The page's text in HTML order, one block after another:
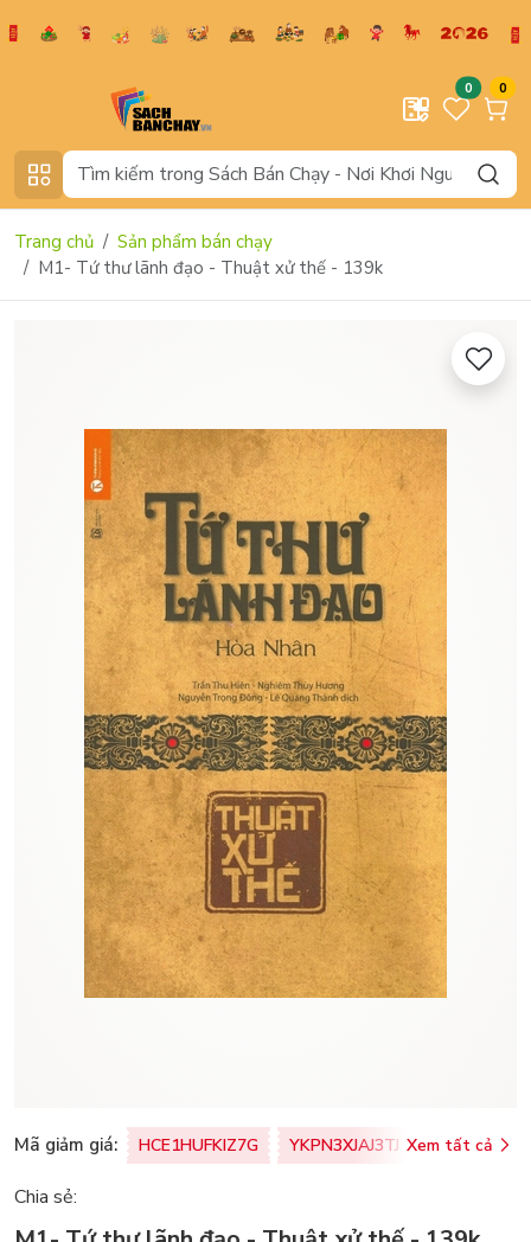
0 0
Trang chủ
Sản phẩm bán chạy
M1- Tứ thư lãnh đạo - Thuật xử thế - 139k
Mã giảm giá: HCE1HUFKIZ7G YKPN3XJAJ3TJ Xem tất cả
Chia sẻ: